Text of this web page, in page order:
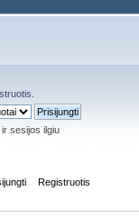
sesijos ilgiu
Registruotis